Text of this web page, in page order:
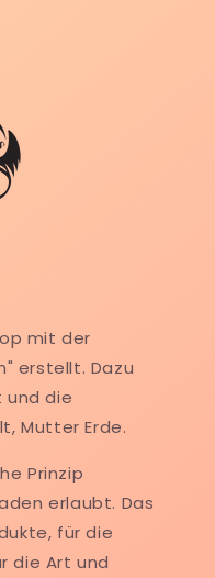
mit der
erstellt. Dazu
und die
Mutter Erde.
Prinzip
erlaubt. Das
für die
die Art und